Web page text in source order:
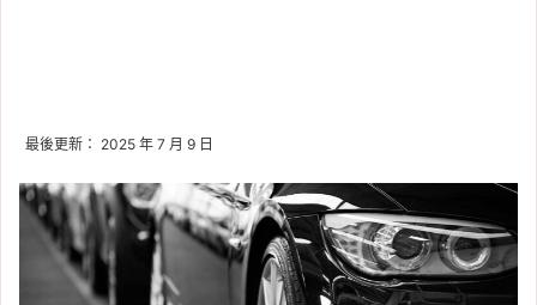
最後更新： 2025 年 7 月 9 日